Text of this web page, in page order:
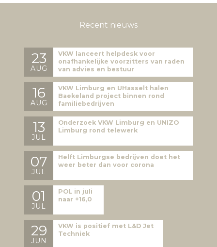
Recent nieuws
23
AUG
VKW lanceert helpdesk voor
onafhankelijke voorzitters van raden
van advies en bestuur
16
AUG
VKW Limburg en UHasselt halen
Baekeland project binnen rond
familiebedrijven
13
JUL
Onderzoek VKW Limburg en UNIZO
Limburg rond telewerk
07
JUL
Helft Limburgse bedrijven doet het
weer beter dan voor corona
01
JUL
POL in juli
naar +16,0
29
JUN
VKW is positief met L&D Jet
Techniek